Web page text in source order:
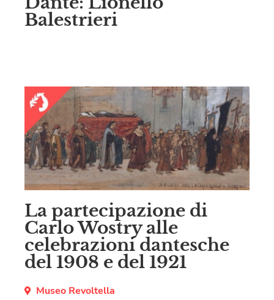
Balestrieri
La partecipazione di
Carlo Wostry alle
celebrazioni dantesche
del 1908 e del 1921
Museo Revoltella